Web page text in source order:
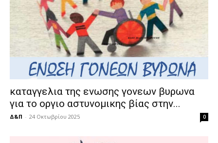
καταγγελια της ενωσης γονεων βυρωνα
για το οργιο αστυνομικης βίας στην...
Δ&Π - 24 Οκτωβρίου 2025 0